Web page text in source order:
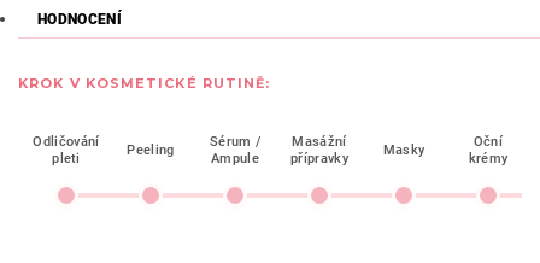
HODNOCENÍ
KROK V KOSMETICKÉ RUTINĚ:
Odličování
pleti
Peeling
Sérum /
Ampule
Masážní
přípravky
Masky
Oční
krémy